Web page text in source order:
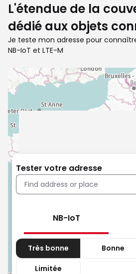
L'étendue de la
dédié aux objets
Je teste mon adresse pour
NB-IoT et LTE-M
Tester votre adresse
NB-IoT
Très bonne Bonne
Limitée